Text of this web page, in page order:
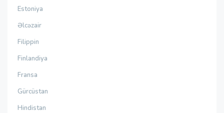
Estoniya
Əlcəzair
Filippin
Finlandiya
Fransa
Gürcüstan
Hindistan